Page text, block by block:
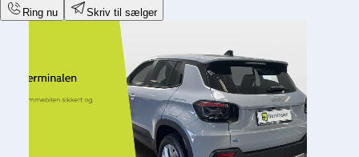
Ring nu Skriv til sælger